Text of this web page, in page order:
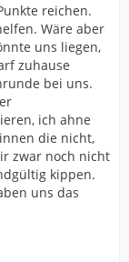
reichen.
Wäre aber
uns liegen,
zuhause
bei uns.
ich ahne
die nicht,
zwar noch nicht
kippen.
uns das